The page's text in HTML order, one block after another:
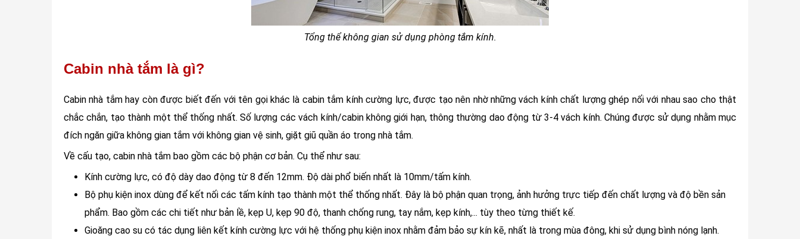
Tổng thể không gian sử dụng phòng tắm kính.
Cabin nhà tắm là gì?
Cabin nhà tắm hay còn được biết đến với tên gọi khác là cabin tắm kính cường lực, được tạo nên nhờ những vách kính chất lượng ghép nối với nhau sao cho thật
chắc chắn, tạo thành một thể thống nhất. Số lượng các vách kính/cabin không giới hạn, thông thường dao động từ 3-4 vách kính. Chúng được sử dụng nhằm mục
đích ngăn giữa không gian tắm với không gian vệ sinh, giặt giũ quần áo trong nhà tắm.
Về cấu tạo, cabin nhà tắm bao gồm các bộ phận cơ bản. Cụ thể như sau:
Kính cường lực, có độ dày dao động từ 8 đến 12mm. Độ dài phổ biến nhất là 10mm/tấm kính.
Bộ phụ kiện inox dùng để kết nối các tấm kính tạo thành một thể thống nhất. Đây là bộ phận quan trọng, ảnh hưởng trực tiếp đến chất lượng và độ bền sản
phẩm. Bao gồm các chi tiết như bản lề, kẹp U, kẹp 90 độ, thanh chống rung, tay nắm, kẹp kính,... tùy theo từng thiết kế.
Gioăng cao su có tác dụng liên kết kính cường lực với hệ thống phụ kiện inox nhằm đảm bảo sự kín kẽ, nhất là trong mùa đông, khi sử dụng bình nóng lạnh.